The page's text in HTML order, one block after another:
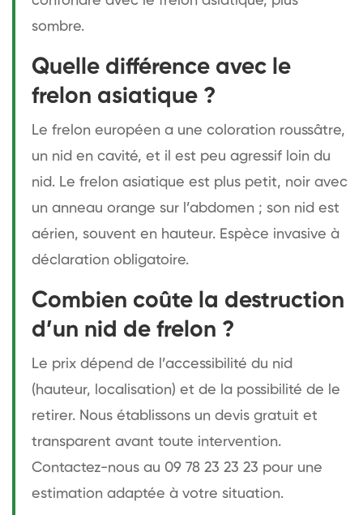
sombre.
Quelle différence avec le
frelon asiatique ?
Le frelon européen a une coloration roussâtre,
un nid en cavité, et il est peu agressif loin du
nid. Le frelon asiatique est plus petit, noir avec
un anneau orange sur l’abdomen ; son nid est
aérien, souvent en hauteur. Espèce invasive à
déclaration obligatoire.
Combien coûte la destruction
d’un nid de frelon ?
Le prix dépend de l’accessibilité du nid
(hauteur, localisation) et de la possibilité de le
retirer. Nous établissons un devis gratuit et
transparent avant toute intervention.
Contactez-nous au 09 78 23 23 23 pour une
estimation adaptée à votre situation.